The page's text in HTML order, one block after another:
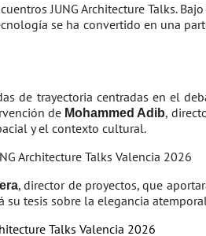
JUNG Architecture Talks.
se ha convertido en una
de trayectoria centradas en el
de Mohammed Adib,
y el contexto cultural.
, director de proyectos, que
su tesis sobre la elegancia